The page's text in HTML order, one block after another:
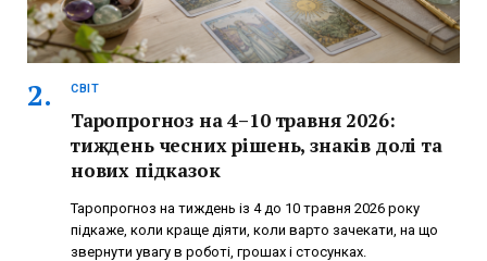
СВІТ
Таропрогноз на 4–10 травня 2026:
тиждень чесних рішень, знаків долі та
нових підказок
Таропрогноз на тиждень із 4 до 10 травня 2026 року
підкаже, коли краще діяти, коли варто зачекати, на що
звернути увагу в роботі, грошах і стосунках.